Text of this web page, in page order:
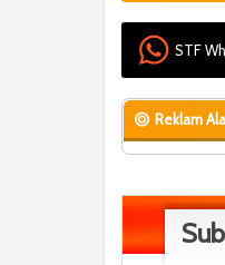
STF
Reklam